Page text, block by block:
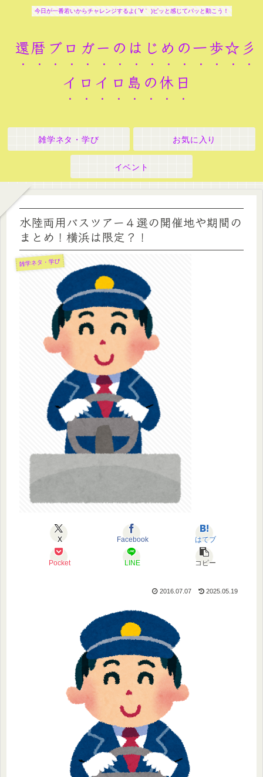
今日が一番若いからチャレンジするよ( ´∀｀ )ピッと感じてパッと動こう！
還暦ブロガーのはじめの一歩☆彡
イロイロ島の休日
雑学ネタ・学び お気に入り
イベント
水陸両用バスツアー４選の開催地や期間の
まとめ！横浜は限定？！
雑学ネタ・学び
X Facebook はてブ
Pocket LINE コピー
2016.07.07 2025.05.19